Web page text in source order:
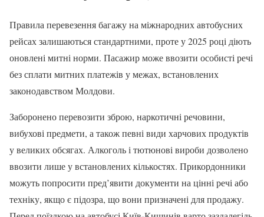
Правила перевезення багажу на міжнародних автобусних
рейсах залишаються стандартними, проте у 2025 році діють
оновлені митні норми. Пасажир може ввозити особисті речі
без сплати митних платежів у межах, встановлених
законодавством Молдови.
Заборонено перевозити зброю, наркотичні речовини,
вибухові предмети, а також певні види харчових продуктів
у великих обсягах. Алкоголь і тютюнові вироби дозволено
ввозити лише у встановлених кількостях. Прикордонники
можуть попросити пред’явити документи на цінні речі або
техніку, якщо є підозра, що вони призначені для продажу.